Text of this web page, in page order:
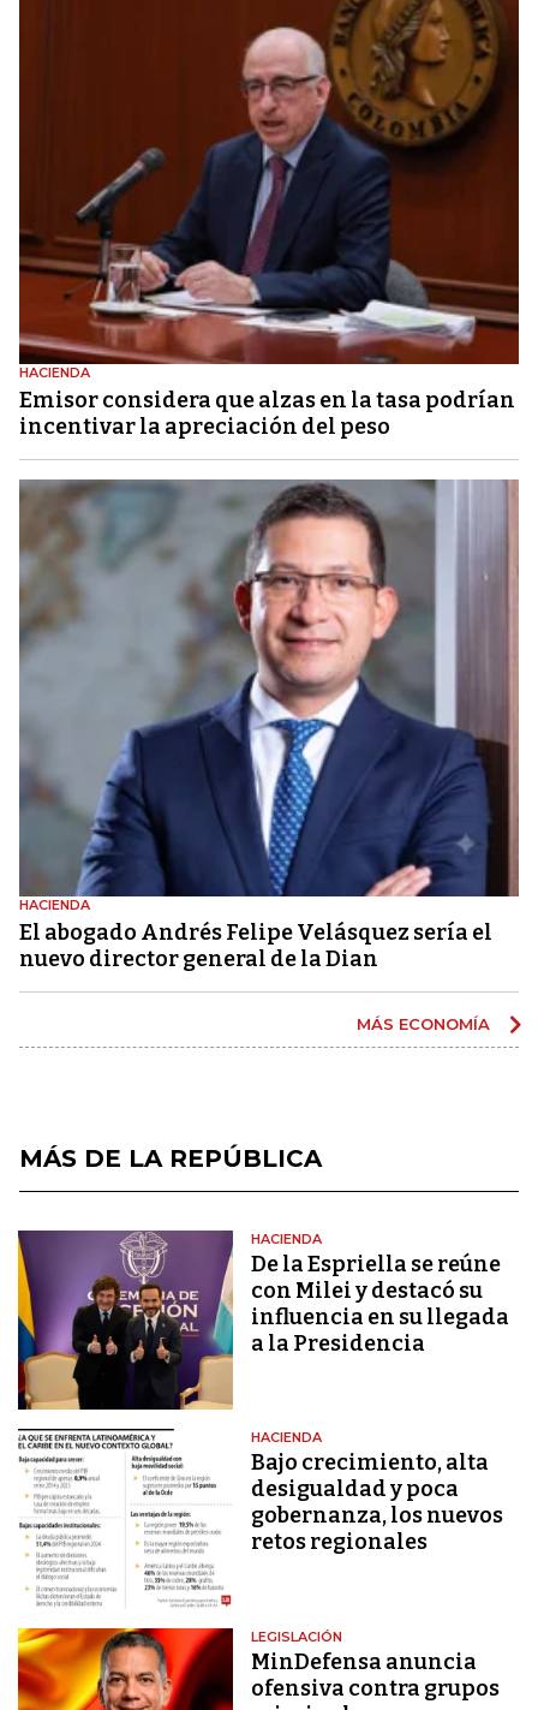
HACIENDA
Emisor considera que alzas en la tasa podrían
incentivar la apreciación del peso
HACIENDA
El abogado Andrés Felipe Velásquez sería el
nuevo director general de la Dian
MÁS ECONOMÍA
MÁS DE LA REPÚBLICA
HACIENDA
De la Espriella se reúne
con Milei y destacó su
influencia en su llegada
a la Presidencia
HACIENDA
Bajo crecimiento, alta
desigualdad y poca
gobernanza, los nuevos
retos regionales
LEGISLACIÓN
MinDefensa anuncia
ofensiva contra grupos